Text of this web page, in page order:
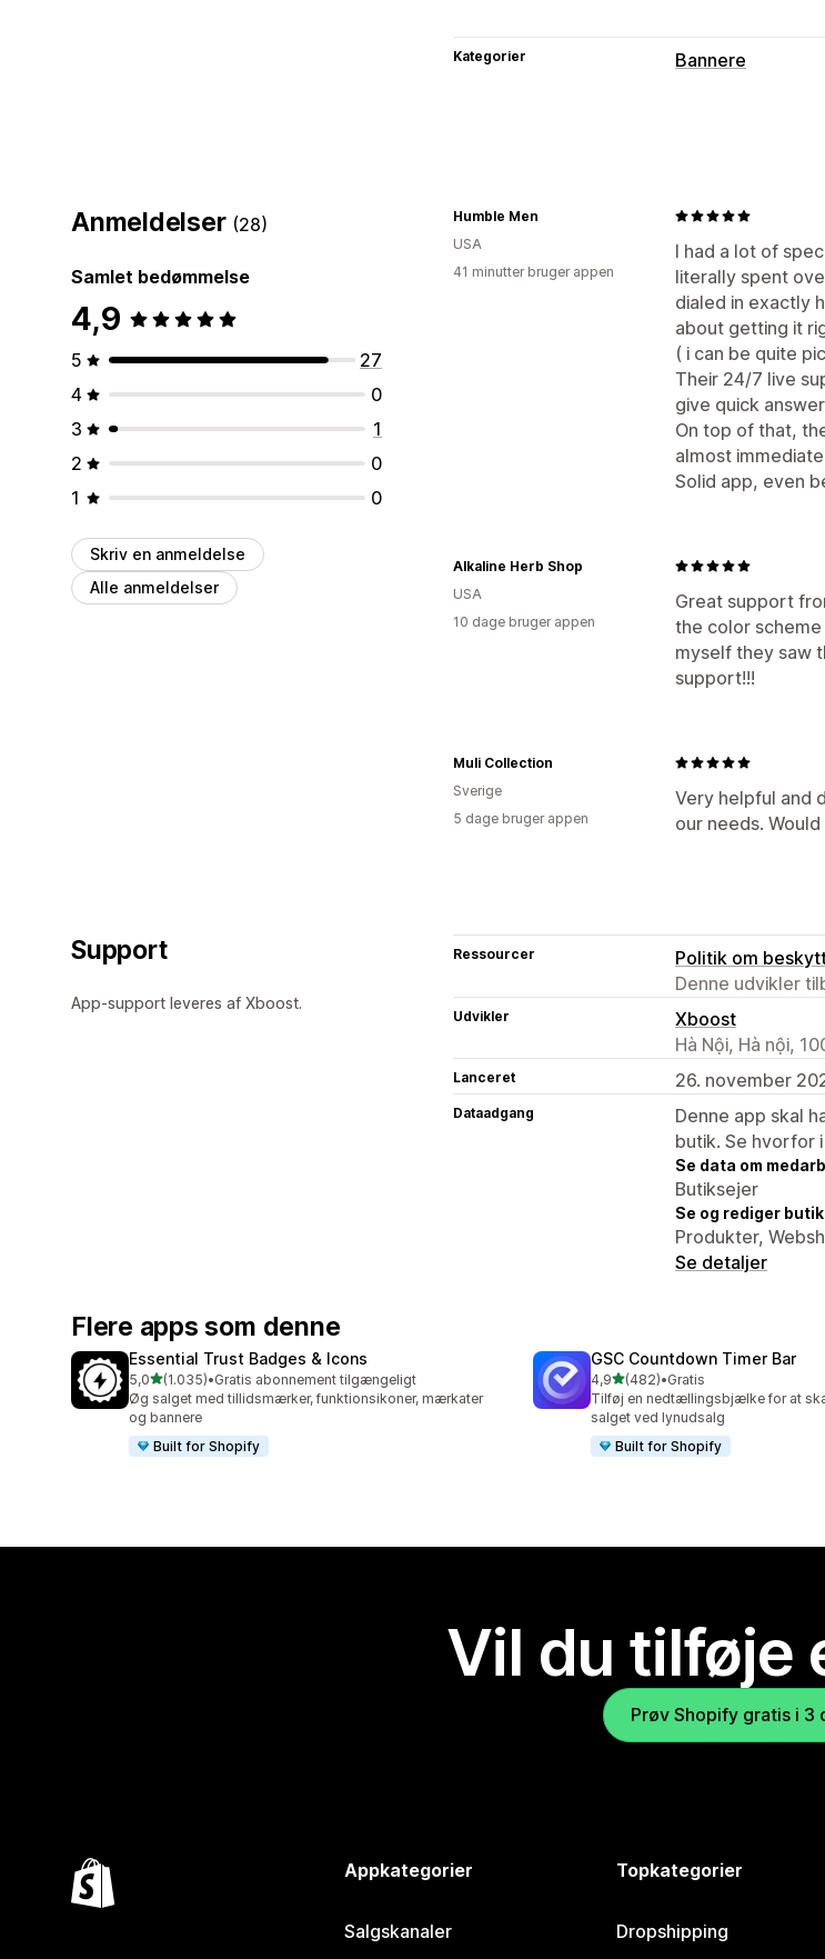
Kategorier Bannere
Tilpasning
Placering af
Baggrunde
Dynamisk på
Anmeldelser (28)
Samlet bedømmelse
4,9
5
27
4
0
3
1
2
0
1
0
Skriv en anmeldelse
Alle anmeldelser
I had a lot of
literally spent
dialed in exactly
about getting it
( i can be quite
Their 24/7 live
give quick
On top of that,
almost
Solid app, even
Humble Men
USA
41 minutter bruger appen
Great support
the color
myself they saw
support!!!
Alkaline Herb Shop
USA
10 dage bruger appen
Very helpful and
our needs.
Muli Collection
Sverige
5 dage bruger appen
Support
App-support leveres af Xboost.
Ressourcer
Politik om
Denne udvikler
Udvikler
Xboost
Hà Nội, Hà nội,
Lanceret 26. november
Dataadgang
Denne app skal
butik. Se hvorfor
Se data om
Butiksejer
Se og rediger
Produkter,
Se detaljer
Flere apps som denne
Essential Trust Badges & Icons
5,0ud af 5 stjerner
(1.035)
1035 anmeldelser i alt
•Gratis abonnement tilgængeligt
Øg salget med tillidsmærker, funktionsikoner, mærkater
og bannere
Built for Shopify
GSC Countdown Timer Bar
4,9ud af 5 stjerner
(482)
482 anmeldelser i alt
•Gratis
Tilføj en nedtællingsbjælke for at
salget ved lynudsalg
Built for Shopify
Vil du tilføje
Prøv Shopify gratis i 3
Appkategorier
Salgskanaler
Topkategorier
Dropshipping